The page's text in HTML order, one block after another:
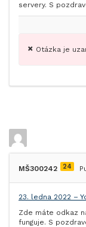
servery. S
Otázka je
MŠ300242 24
23. ledna 2022 –
Zde máte odkaz
funguje. S